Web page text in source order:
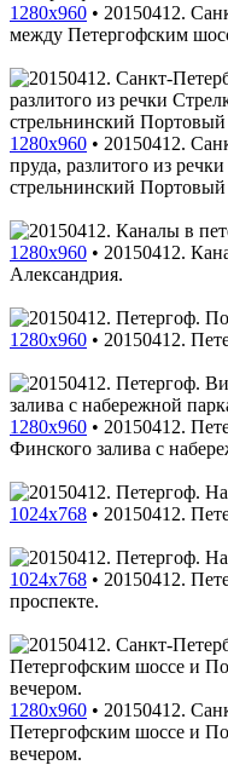
1280x960 • 20150412.
между Петергофским
1280x960 • 20150412.
пруда, разлитого из
стрельнинский Портовый
1280x960 • 20150412.
Александрия.
1280x960 • 20150412.
1280x960 • 20150412.
Финского залива с
1024x768 • 20150412.
1024x768 • 20150412.
проспекте.
1280x960 • 20150412.
Петергофским шоссе и
вечером.